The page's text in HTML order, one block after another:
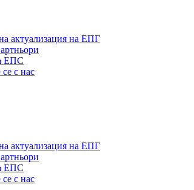
актуализация на ЕПГ
ЕПС
с нас
актуализация на ЕПГ
ЕПС
с нас